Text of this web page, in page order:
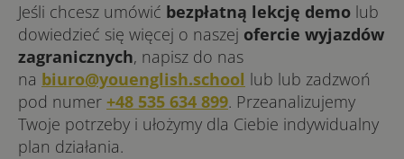
Jeśli chcesz umówić bezpłatną lekcję demo lub
dowiedzieć się więcej o naszej ofercie wyjazdów
zagranicznych, napisz do nas
na biuro@youenglish.school lub lub zadzwoń
pod numer +48 535 634 899. Przeanalizujemy
Twoje potrzeby i ułożymy dla Ciebie indywidualny
plan działania.